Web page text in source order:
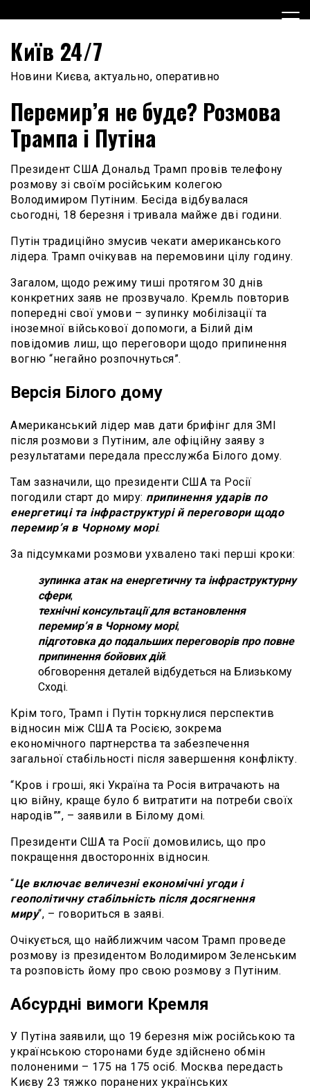
to
Київ 24/7
Новини Києва, актуально, оперативно
Перемир’я не буде? Розмова
Трампа і Путіна
Президент США Дональд Трамп провів телефону
розмову зі своїм російським колегою
Володимиром Путіним. Бесіда відбувалася
сьогодні, 18 березня і тривала майже дві години.
Путін традиційно змусив чекати американського
лідера. Трамп очікував на перемовини цілу годину.
Загалом, щодо режиму тиші протягом 30 днів
конкретних заяв не прозвучало. Кремль повторив
попередні свої умови – зупинку мобілізації та
іноземної військової допомоги, а Білий дім
повідомив лиш, що переговори щодо припинення
вогню “негайно розпочнуться”.
Версія Білого дому
Американський лідер мав дати брифінг для ЗМІ
після розмови з Путіним, але офіційну заяву з
результатами передала пресслужба Білого дому.
Там зазначили, що президенти США та Росії
погодили старт до миру: припинення ударів по
енергетиці та інфраструктурі й переговори щодо
перемир’я в Чорному морі.
За підсумками розмови ухвалено такі перші кроки:
зупинка атак на енергетичну та інфраструктурну
сфери;
технічні консультації для встановлення
перемир’я в Чорному морі;
підготовка до подальших переговорів про повне
припинення бойових дій.
обговорення деталей відбудеться на Близькому
Сході.
Крім того, Трамп і Путін торкнулися перспектив
відносин між США та Росією, зокрема
економічного партнерства та забезпечення
загальної стабільності після завершення конфлікту.
“Кров і гроші, які Україна та Росія витрачають на
цю війну, краще було б витратити на потреби своїх
народів””, – заявили в Білому домі.
Президенти США та Росії домовились, що про
покращення двосторонніх відносин.
“Це включає величезні економічні угоди і
геополітичну стабільність після досягнення
миру“, – говориться в заяві.
Очікується, що найближчим часом Трамп проведе
розмову із президентом Володимиром Зеленським
та розповість йому про свою розмову з Путіним.
Абсурдні вимоги Кремля
У Путіна заявили, що 19 березня між російською та
українською сторонами буде здійснено обмін
полоненими – 175 на 175 осіб. Москва передасть
Києву 23 тяжко поранених українських